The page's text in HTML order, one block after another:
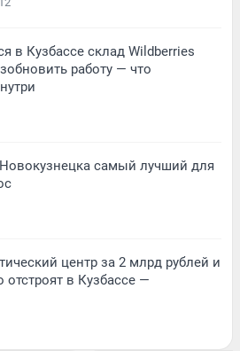
в Кузбассе склад Wildberries
работу — что
самый лучший для
центр за 2 млрд рублей и
отстроят в Кузбассе —